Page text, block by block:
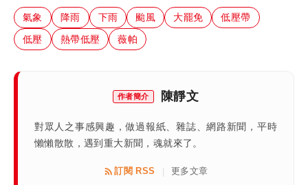
氣象 降雨 下雨 颱風 大罷免
低壓帶
低壓
熱帶低壓 薇帕
作者簡介 陳靜文
對眾人之事感興趣，做過報紙、雜誌、網路新聞，平時
懶懶散散，遇到重大新聞，魂就來了。
訂閱 RSS | 更多文章